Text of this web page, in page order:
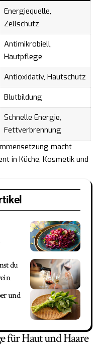
Energiequelle,
Zellschutz
Antimikrobiell,
Hautpflege
Antioxidativ, Hautschutz
Blutbildung
Schnelle Energie,
Fettverbrennung
macht
in Küche, Kosmetik und
du
und
für Haut und Haare